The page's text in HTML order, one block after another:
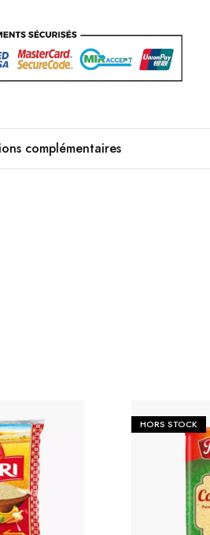
complémentaires
HORS STOCK